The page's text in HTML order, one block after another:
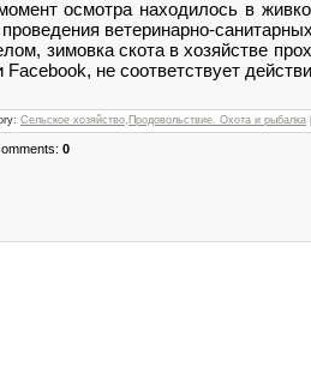
осмотра находилось в
ветеринарно-
зимовка скота в хозяйстве
Facebook, не соответствует
Сельское хозяйство,Продовольствие. Охота и рыбалка
0